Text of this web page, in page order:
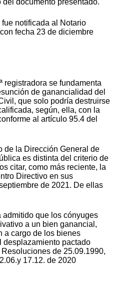
notificada al Notario
fecha 23 de diciembre
se fundamenta
de ganancialidad del
que solo podría destruirse
según, ella, con la
al artículo 95.4 del
de la Dirección General de
es distinta del criterio de
citar, como más reciente, la
Directivo en sus
de 2021. De ellas
que los cónyuges
a un bien ganancial,
a cargo de los bienes
desplazamiento pactado
de 25.09.1990,
17.12. de 2020